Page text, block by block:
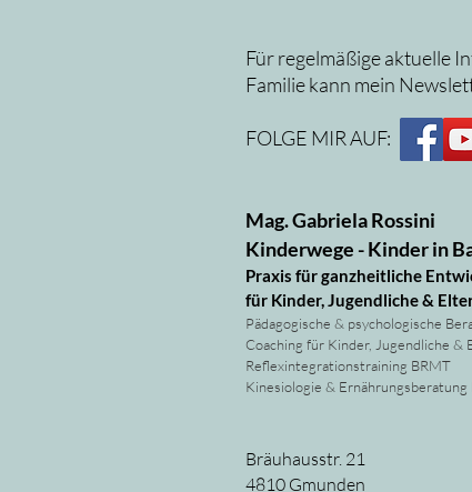
Für regelmäßige aktuelle
Familie kann mein
FOLGE MIR AUF:
Mag. Gabriela Rossini
Kinderwege - Kinder in
Praxis für ganzheitliche
für Kinder, Jugendliche &
Pädagogische & psychologische
Coaching für Kinder, Jugendliche &
Reflexintegrationstraining BRMT
Kinesiologie &
Bräuhausstr. 21
4810 Gmunden